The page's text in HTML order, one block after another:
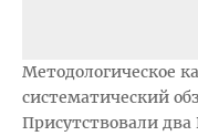
Методологическое
систематический
Присутствовали